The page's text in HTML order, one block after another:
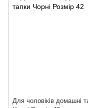
Для чоловіків домашні